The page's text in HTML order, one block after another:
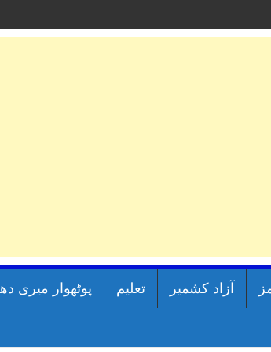
آزاد کشمیر تعلیم پوٹھوار میری